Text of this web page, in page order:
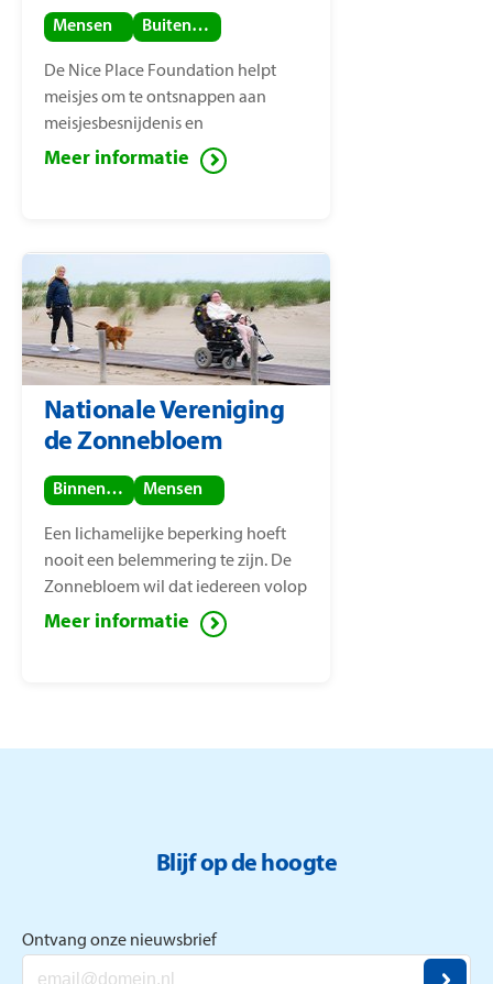
Mensen Buitenland
De Nice Place Foundation helpt
meisjes om te ontsnappen aan
meisjesbesnijdenis en
kindhuwelijken. De stichting is
Meer informatie
Nationale Vereniging
de Zonnebloem
Binnenland Mensen
Een lichamelijke beperking hoeft
nooit een belemmering te zijn. De
Zonnebloem wil dat iedereen volop
van het leven kan genieten, ook
mensen met een lichamelijke
Meer informatie
Blijf op de hoogte
Ontvang onze nieuwsbrief